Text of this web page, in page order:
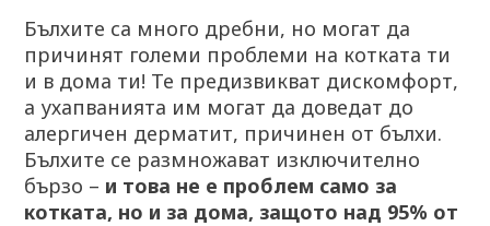
Бълхите са много дребни, но могат да
причинят големи проблеми на котката ти
и в дома ти! Те предизвикват дискомфорт,
а ухапванията им могат да доведат до
алергичен дерматит, причинен от бълхи.
Бълхите се размножават изключително
бързо – и това не е проблем само за
котката, но и за дома, защото над 95% от